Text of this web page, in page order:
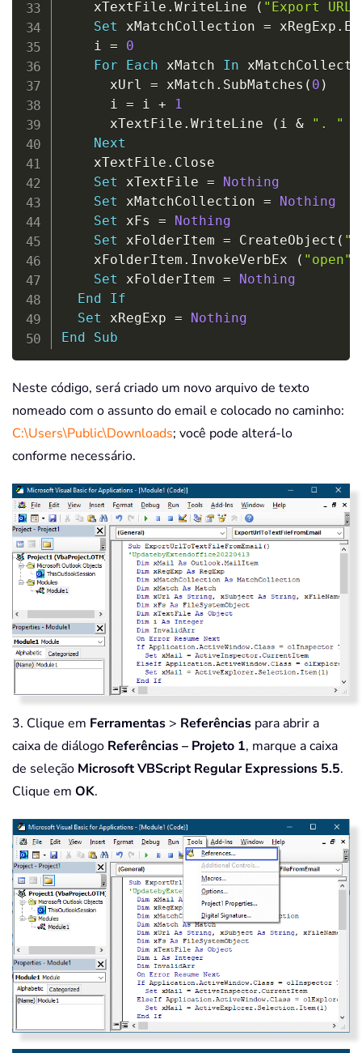
    xTextFile
. WriteLine ( "Export
Set xMatchCollection = xRegExp .
    i
=
0
For
Each xMatch In
      xUrl
= xMatch . SubMatches ( 0 )
      i
= i +
1
      xTextFile
. WriteLine ( i & ". "
Next
    xTextFile
. Close
Set xTextFile =
Nothing
Set xMatchCollection =
Nothing
Set xFs =
Nothing
Set xFolderItem = CreateObject (
    xFolderItem
. InvokeVerbEx ( "open"
Set xFolderItem =
Nothing
End
If
Set xRegExp =
Nothing
End
Sub
Neste código, será criado um novo arquivo de texto
nomeado com o assunto do email e colocado no caminho:
C:\Users\Public\Downloads; você pode alterá-lo
conforme necessário.
3. Clique em Ferramentas > Referências para abrir a
caixa de diálogo Referências – Projeto 1, marque a caixa
de seleção Microsoft VBScript Regular Expressions 5.5.
Clique em OK.